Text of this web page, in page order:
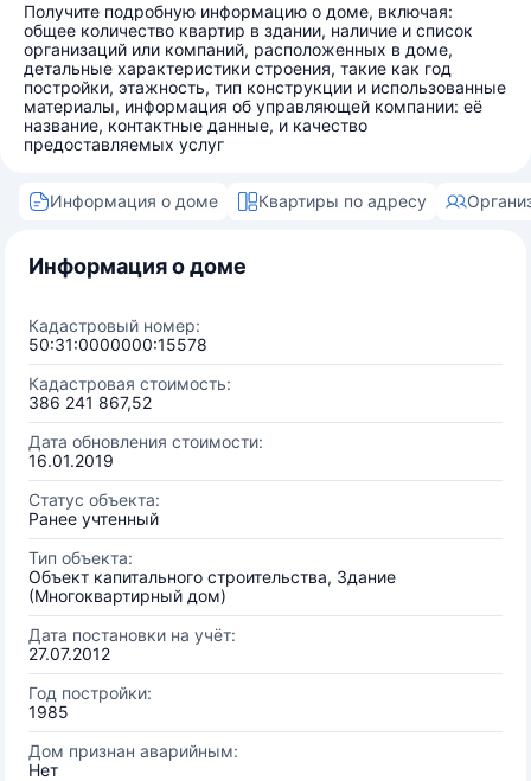
Получите подробную информацию о доме, включая:
общее количество квартир в здании, наличие и список
организаций или компаний, расположенных в доме,
детальные характеристики строения, такие как год
постройки, этажность, тип конструкции и использованные
материалы, информация об управляющей компании: её
название, контактные данные, и качество
предоставляемых услуг
Информация о доме Квартиры по адресу
Информация о доме
Кадастровый номер:
50:31:0000000:15578
Кадастровая стоимость:
386 241 867,52
Дата обновления стоимости:
16.01.2019
Статус объекта:
Ранее учтенный
Тип объекта:
Объект капитального строительства, Здание
(Многоквартирный дом)
Дата постановки на учёт:
27.07.2012
Год постройки:
1985
Дом признан аварийным:
Нет